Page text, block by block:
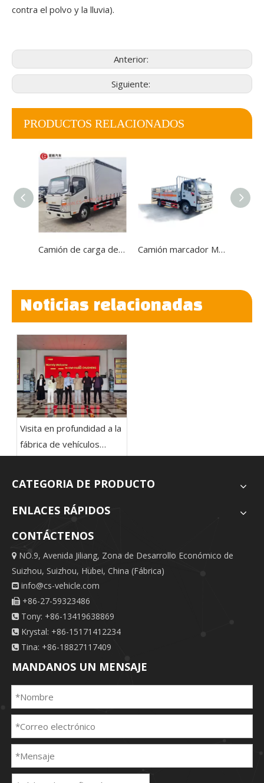
contra el polvo y la lluvia).
Anterior:
Siguiente:
PRODUCTOS RELACIONADOS
Camión de carga de lona 4*2, camión lateral con cortina, camión cubierto con lona para facilitar la carga y descarga desde los lados Camión marcador Moblie Dong feng 4x2 o 6x4 de alta calidad
Noticias relacionadas
Visita en profundidad a la
fábrica de vehículos
Chusheng: los clientes
reconocen altamente
nuestras capacidades de
CATEGORIA DE PRODUCTO
ENLACES RÁPIDOS
CONTÁCTENOS
 NO.9, Avenida Jiliang, Zona de Desarrollo Económico de
Suizhou, Suizhou, Hubei, China (Fábrica)
 info@cs-vehicle.com
 +86-27-59323486
 Tony: +86-13419638869
 Krystal: +86-15171412234
 Tina: +86-18827117409
MANDANOS UN MENSAJE